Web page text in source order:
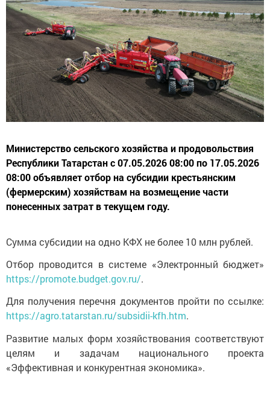
Министерство сельского хозяйства и продовольствия
Республики Татарстан с 07.05.2026 08:00 по 17.05.2026
08:00 объявляет отбор на субсидии крестьянским
(фермерским) хозяйствам на возмещение части
понесенных затрат в текущем году.
Сумма субсидии на одно КФХ не более 10 млн рублей.
Отбор проводится в системе «Электронный бюджет»
https://promote.budget.gov.ru/.
Для получения перечня документов пройти по ссылке:
https://agro.tatarstan.ru/subsidii-kfh.htm.
Развитие малых форм хозяйствования соответствуют
целям и задачам национального проекта
«Эффективная и конкурентная экономика».